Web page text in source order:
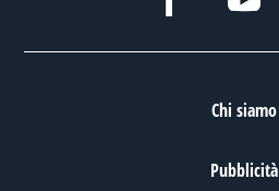
Chi siamo
Pubblicità